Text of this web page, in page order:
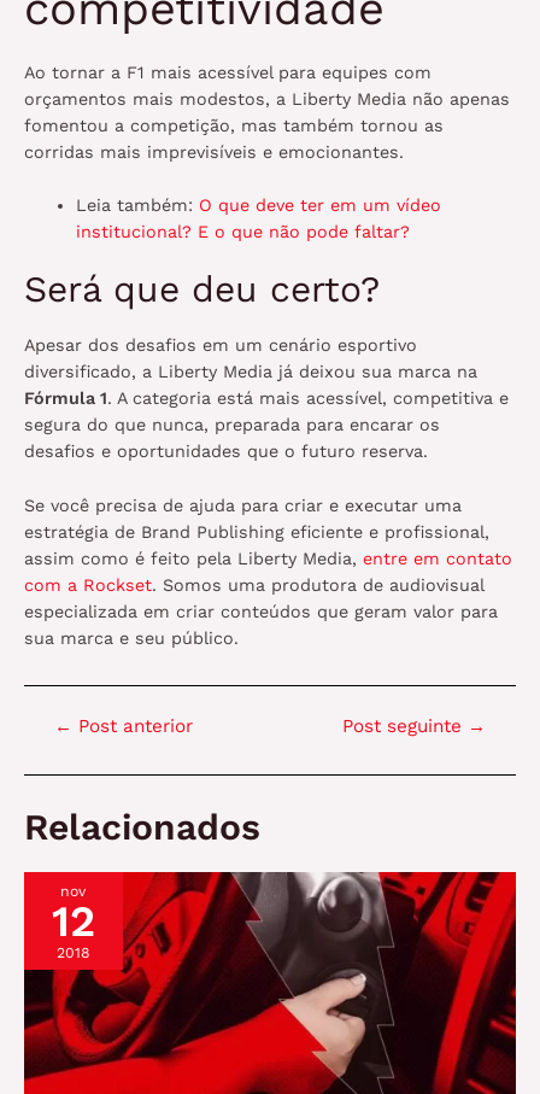
Ao tornar a F1 mais acessível para equipes com
orçamentos mais modestos, a Liberty Media não apenas
fomentou a competição, mas também tornou as
corridas mais imprevisíveis e emocionantes.
Leia também: O que deve ter em um vídeo
institucional? E o que não pode faltar?
Será que deu certo?
Apesar dos desafios em um cenário esportivo
diversificado, a Liberty Media já deixou sua marca na
Fórmula 1. A categoria está mais acessível, competitiva e
segura do que nunca, preparada para encarar os
desafios e oportunidades que o futuro reserva.
Se você precisa de ajuda para criar e executar uma
estratégia de Brand Publishing eficiente e profissional,
assim como é feito pela Liberty Media, entre em contato
com a Rockset. Somos uma produtora de audiovisual
especializada em criar conteúdos que geram valor para
sua marca e seu público.
Navegação
Post
← Post anterior Post seguinte →
Relacionados
nov
12
2018